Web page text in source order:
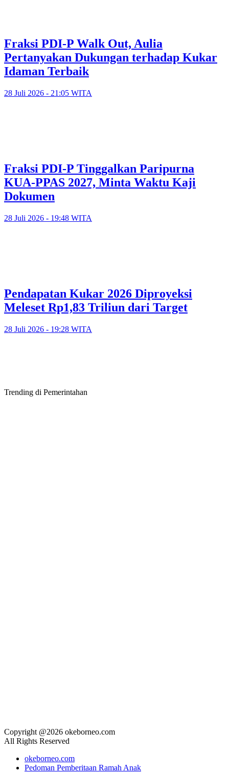
Fraksi PDI-P Walk Out, Aulia
Pertanyakan Dukungan terhadap Kukar
Idaman Terbaik
28 Juli 2026 - 21:05 WITA
Fraksi PDI-P Tinggalkan Paripurna
KUA-PPAS 2027, Minta Waktu Kaji
Dokumen
28 Juli 2026 - 19:48 WITA
Pendapatan Kukar 2026 Diproyeksi
Meleset Rp1,83 Triliun dari Target
28 Juli 2026 - 19:28 WITA
Trending di Pemerintahan
Copyright @2026 okeborneo.com
All Rights Reserved
okeborneo.com
Pedoman Pemberitaan Ramah Anak